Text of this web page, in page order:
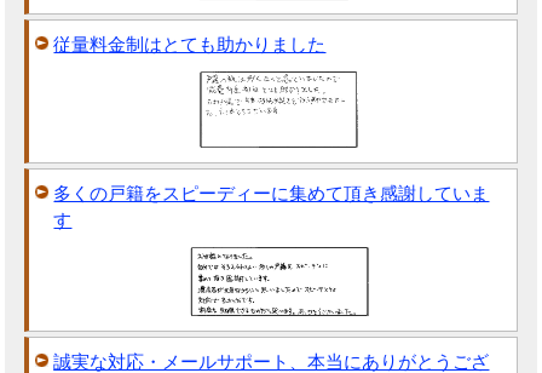
従量料金制はとても助かりました
多くの戸籍をスピーディーに集めて頂き感謝していま
す
誠実な対応・メールサポート、本当にありがとうござ